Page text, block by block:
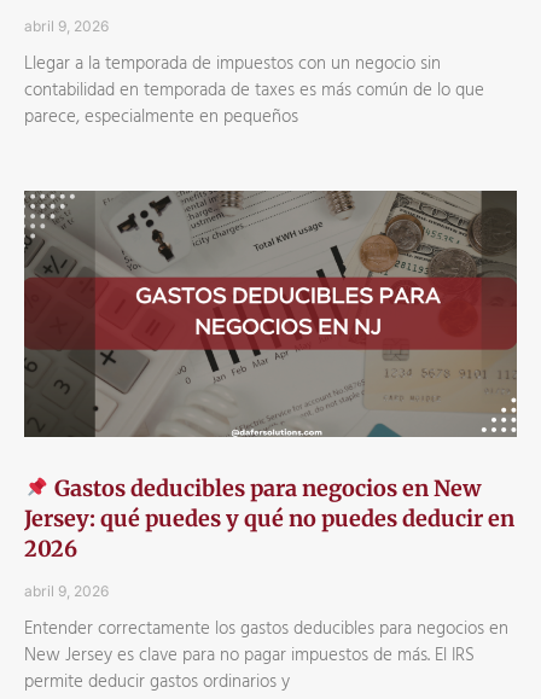
abril 9, 2026
Llegar a la temporada de impuestos con un negocio sin
contabilidad en temporada de taxes es más común de lo que
parece, especialmente en pequeños
Gastos deducibles para negocios en New
Jersey: qué puedes y qué no puedes deducir en
2026
abril 9, 2026
Entender correctamente los gastos deducibles para negocios en
New Jersey es clave para no pagar impuestos de más. El IRS
permite deducir gastos ordinarios y